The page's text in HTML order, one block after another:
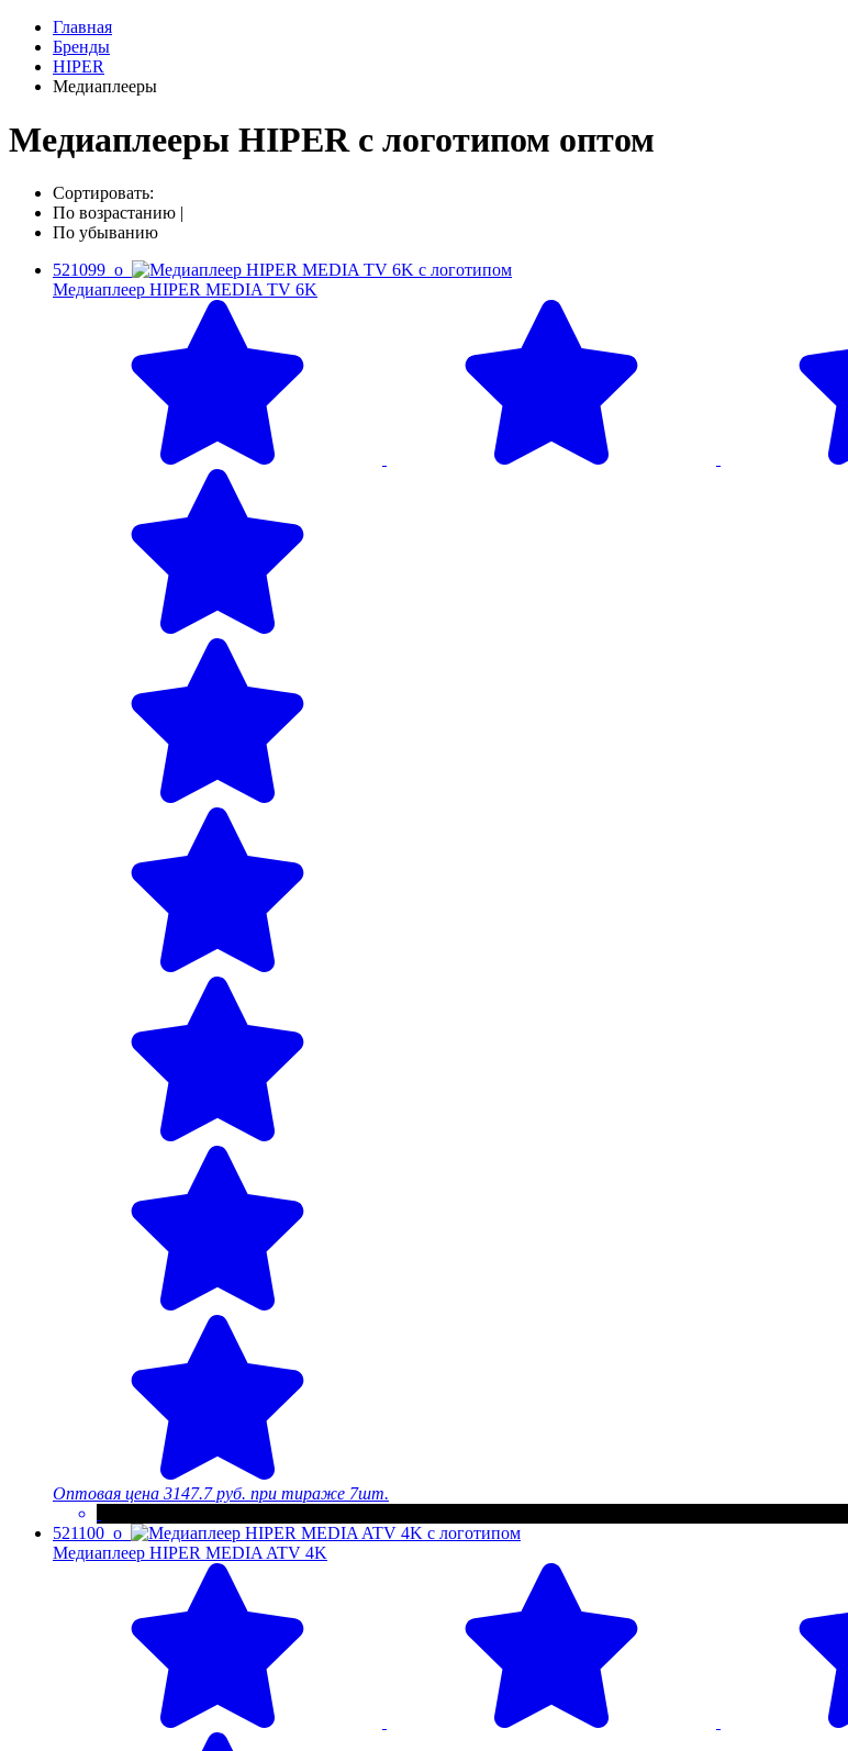
Главная
Бренды
HIPER
Медиаплееры
Медиаплееры HIPER с логотипом оптом
Сортировать:
По возрастанию
По убыванию
521099_o
Медиаплеер HIPER MEDIA TV 6K
Оптовая цена 3147.7 руб. при тираже 7шт.
521100_o
Медиаплеер HIPER MEDIA ATV 4K